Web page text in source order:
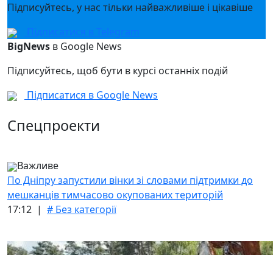
Підписуйтесь, у нас тільки найважливіше і цікавіше
Підписатися в Telegram
BigNews в Google News
Підписуйтесь, щоб бути в курсі останніх подій
Підписатися в Google News
Спецпроекти
Важливе
По Дніпру запустили вінки зі словами підтримки до
мешканців тимчасово окупованих територій
17:12 | # Без категорії